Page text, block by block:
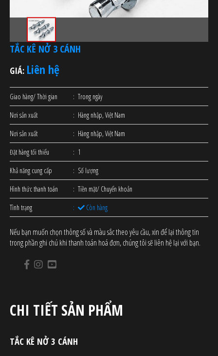
TẮC KÊ NỞ 3 CÁNH
GIÁ: Liên hệ
Giao hàng/ Thời gian
Trong ngày
Nơi sản xuất
Hàng nhập, Việt Nam
Nơi sản xuất
Hàng nhập, Việt Nam
Đặt hàng tối thiểu
1
Khả năng cung cấp
Số lượng
Hình thức thanh toán
Tiền mặt/ Chuyển khoản
Tình trạng
Còn hàng
Nếu bạn muốn chọn thông số và màu sắc theo yêu cầu, xin để lại thông tin
trong phần ghi chú khi thanh toán hoá đơn, chúng tôi sẽ liên hệ lại với bạn.
CHI TIẾT SẢN PHẨM
TẮC KÊ NỞ 3 CÁNH